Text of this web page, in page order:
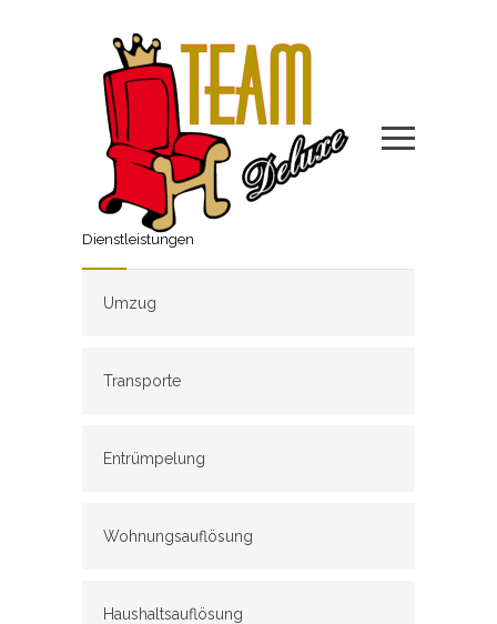
Dienstleistungen
Umzug
Transporte
Entrümpelung
Wohnungsauflösung
Haushaltsauflösung